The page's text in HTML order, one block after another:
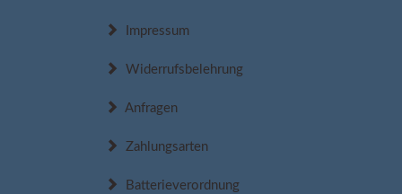
Impressum
Widerrufsbelehrung
Anfragen
Zahlungsarten
Batterieverordnung